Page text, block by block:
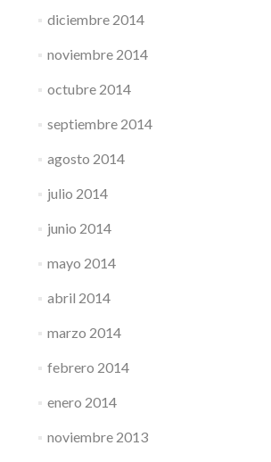
diciembre 2014
noviembre 2014
octubre 2014
septiembre 2014
agosto 2014
julio 2014
junio 2014
mayo 2014
abril 2014
marzo 2014
febrero 2014
enero 2014
noviembre 2013